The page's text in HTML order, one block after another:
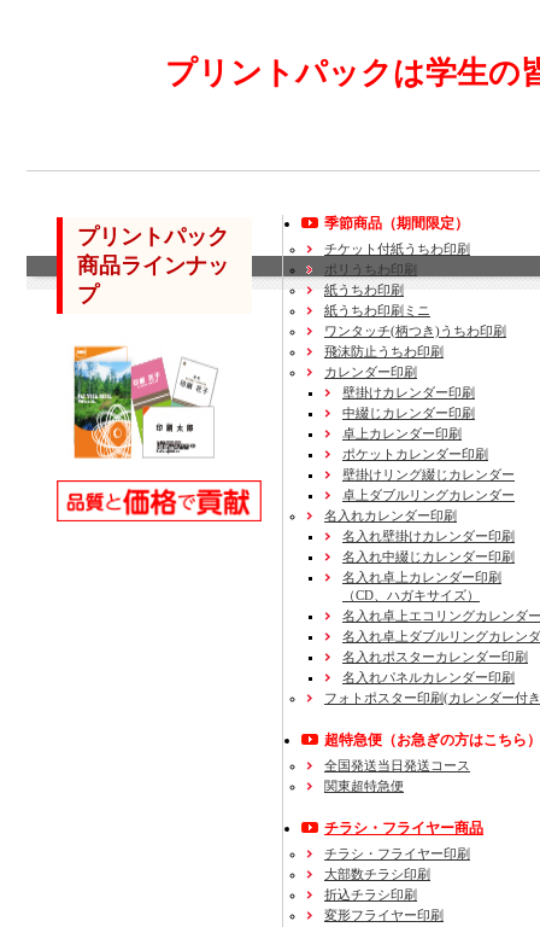
プリントパックは学生の
プリントパック
商品ラインナッ
プ
季節商品（期間限定）
チケット付紙うちわ印刷
ポリうちわ印刷
紙うちわ印刷
紙うちわ印刷ミニ
ワンタッチ(柄つき)うちわ印刷
飛沫防止うちわ印刷
カレンダー印刷
壁掛けカレンダー印刷
中綴じカレンダー印刷
卓上カレンダー印刷
ポケットカレンダー印刷
壁掛けリング綴じカレンダー
卓上ダブルリングカレンダー
名入れカレンダー印刷
名入れ壁掛けカレンダー印刷
名入れ中綴じカレンダー印刷
名入れ卓上カレンダー印刷
（CD、ハガキサイズ）
名入れ卓上エコリングカレンダー
名入れ卓上ダブルリングカレン
名入れポスターカレンダー印刷
名入れパネルカレンダー印刷
フォトポスター印刷(カレンダー付
超特急便 （お急ぎの方はこちら）
全国発送当日発送コース
関東超特急便
チラシ・フライヤー商品
チラシ・フライヤー印刷
大部数チラシ印刷
折込チラシ印刷
変形フライヤー印刷